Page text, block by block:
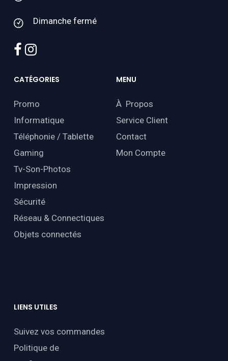
Dimanche fermé
facebook
instagram
CATÉGORIES
Promo
Informatique
Téléphonie / Tablette
Gaming
Tv-Son-Photos
Impression
Sécurité
Réseau & Connectiques
Objets connectés
MENU
À Propos
Service Client
Contact
Mon Compte
LIENS UTILES
Suivez vos commandes
Politique de